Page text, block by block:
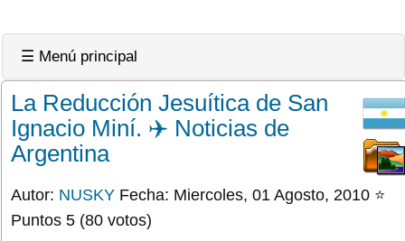
☰ Menú principal
La Reducción Jesuítica de San
Ignacio Miní. ✈️ Noticias de
Argentina
Autor: NUSKY Fecha: Miercoles, 01 Agosto, 2010 ⭐
Puntos 5 (80 votos)